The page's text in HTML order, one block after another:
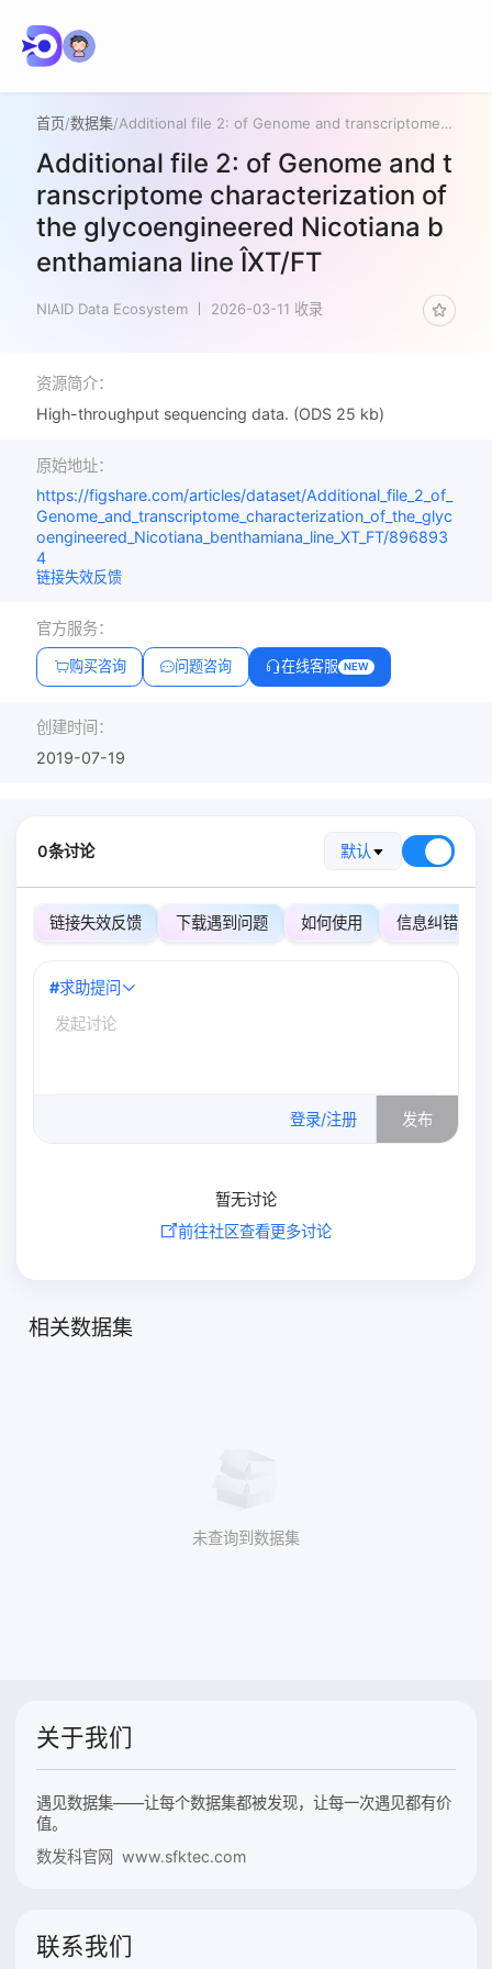
首页/数据集/ Additional file 2: of Genome and transcriptome characterization of the glycoengineered Nicotiana benthamiana line ÎXT/FT
Additional file 2: of Genome and t
ranscriptome characterization of
the glycoengineered Nicotiana b
enthamiana line ÎXT/FT
NIAID Data Ecosystem 2026-03-11 收录
资源简介：
High-throughput sequencing data. (ODS 25 kb)
原始地址：
https://figshare.com/articles/dataset/Additional_file_2_of_
Genome_and_transcriptome_characterization_of_the_glyc
oengineered_Nicotiana_benthamiana_line_XT_FT/896893
4
链接失效反馈
官方服务：
购买咨询 问题咨询 在线客服 NEW
创建时间：
2019-07-19
0条讨论 默认
链接失效反馈 下载遇到问题 如何使用 信息纠错
#求助提问
登录/注册 发布
暂无讨论
前往社区查看更多讨论
相关数据集
未查询到数据集
关于我们
遇见数据集——让每个数据集都被发现，让每一次遇见都有价
值。
数发科官网 www.sfktec.com
联系我们